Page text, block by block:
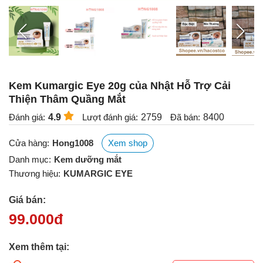
Kem Kumargic Eye 20g của Nhật Hỗ Trợ Cải
Thiện Thâm Quầng Mắt
Đánh giá: 4.9 Lượt đánh giá: 2759 Đã bán: 8400
Cửa hàng: Hong1008
Xem shop
Danh mục: Kem dưỡng mắt
Thương hiệu: KUMARGIC EYE
Giá bán:
99.000đ
Xem thêm tại: